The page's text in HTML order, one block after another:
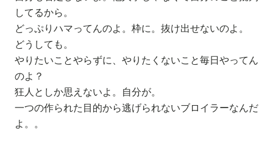
してるから。
どっぷりハマってんのよ。枠に。抜け出せないのよ。
どうしても。
やりたいことやらずに、やりたくないこと毎日やってん
のよ？
狂人としか思えないよ。自分が。
一つの作られた目的から逃げられないブロイラーなんだ
よ。。